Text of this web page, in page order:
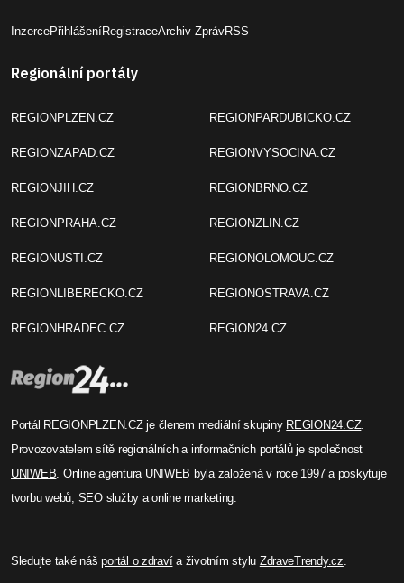
InzercePřihlášeníRegistraceArchiv ZprávRSS
Regionální portály
REGIONPLZEN.CZ
REGIONZAPAD.CZ
REGIONJIH.CZ
REGIONPRAHA.CZ
REGIONUSTI.CZ
REGIONLIBERECKO.CZ
REGIONHRADEC.CZ
REGIONPARDUBICKO.CZ
REGIONVYSOCINA.CZ
REGIONBRNO.CZ
REGIONZLIN.CZ
REGIONOLOMOUC.CZ
REGIONOSTRAVA.CZ
REGION24.CZ
Portál REGIONPLZEN.CZ je členem mediální skupiny REGION24.CZ.
Provozovatelem sítě regionálních a informačních portálů je společnost
UNIWEB. Online agentura UNIWEB byla založená v roce 1997 a poskytuje
tvorbu webů, SEO služby a online marketing.
Sledujte také nášportál o zdravía životním stylu ZdraveTrendy.cz.